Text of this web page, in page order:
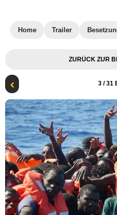
Home Trailer
ZURÜCK ZUR
3/ 31